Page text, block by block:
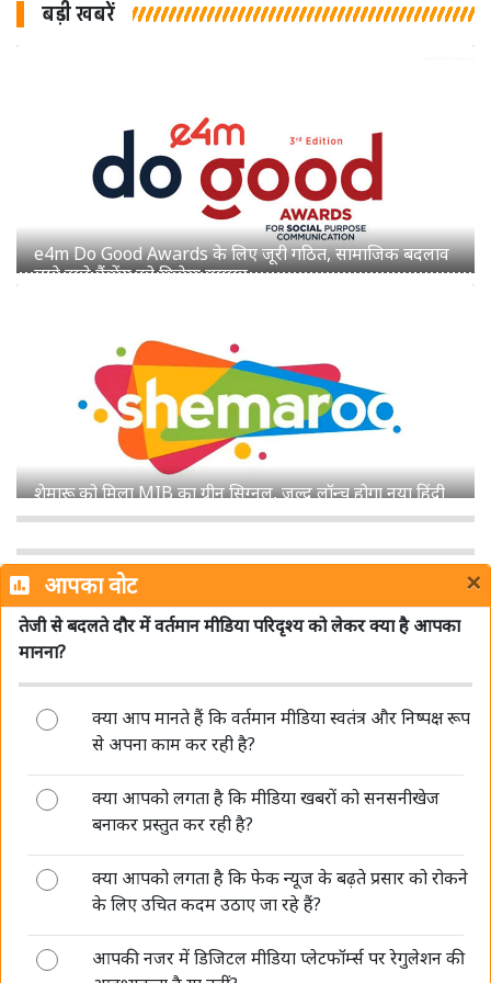
बड़ी खबरें
शेमारू को मिला MIB का ग्रीन सिग्नल, जल्द लॉन्च होगा नया हिंदी
चैनल 'Mango TV'
डीपफेक पर सरकार की सख्ती जारी, संसद में बताया- अब 3 घंटे में
हटाना होगा गैरकानूनी कंटेंट
पिछले एक साल में प्रसार भारती की संपादकीय स्वतंत्रता को लेकर
नहीं मिली कोई शिकायत: सरकार
AI की रफ्तार बनाम पत्रकारिता का भरोसा, 'मीडिया संवाद' में
आपका वोट ×
तेजी से बदलते दौर में वर्तमान मीडिया परिदृश्य को लेकर क्या है आपका
मानना?
क्या आप मानते हैं कि वर्तमान मीडिया स्वतंत्र और निष्पक्ष रूप
से अपना काम कर रही है?
क्या आपको लगता है कि मीडिया खबरों को सनसनीखेज
बनाकर प्रस्तुत कर रही है?
क्या आपको लगता है कि फेक न्यूज के बढ़ते प्रसार को रोकने
के लिए उचित कदम उठाए जा रहे हैं?
आपकी नजर में डिजिटल मीडिया प्लेटफॉर्म्स पर रेगुलेशन की